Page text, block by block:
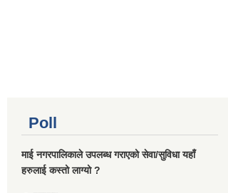
Poll
माई नगरपालिकाले उपलब्ध गराएको सेवा/सुविधा यहाँ
हरुलाई कस्तो लाग्यो ?